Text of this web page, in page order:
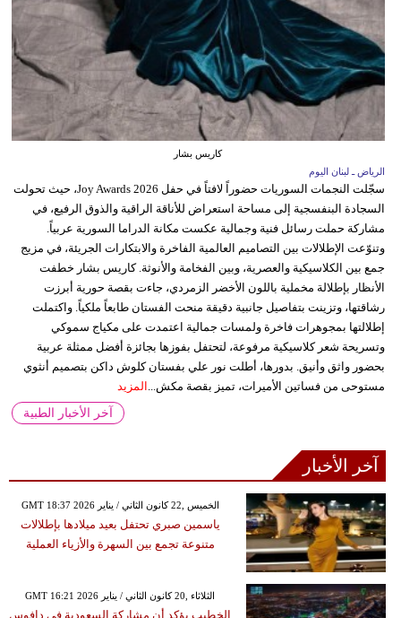
كاريس بشار
الرياض ـ لبنان اليوم
سجّلت النجمات السوريات حضوراً لافتاً في حفل Joy Awards 2026، حيث تحولت
السجادة البنفسجية إلى مساحة استعراض للأناقة الراقية والذوق الرفيع، في
مشاركة حملت رسائل فنية وجمالية عكست مكانة الدراما السورية عربياً.
وتنوّعت الإطلالات بين التصاميم العالمية الفاخرة والابتكارات الجريئة، في مزيج
جمع بين الكلاسيكية والعصرية، وبين الفخامة والأنوثة. كاريس بشار خطفت
الأنظار بإطلالة مخملية باللون الأخضر الزمردي، جاءت بقصة حورية أبرزت
رشاقتها، وتزينت بتفاصيل جانبية دقيقة منحت الفستان طابعاً ملكياً. واكتملت
إطلالتها بمجوهرات فاخرة ولمسات جمالية اعتمدت على مكياج سموكي
وتسريحة شعر كلاسيكية مرفوعة، لتحتفل بفوزها بجائزة أفضل ممثلة عربية
بحضور واثق وأنيق. بدورها، أطلت نور علي بفستان كلوش داكن بتصميم أنثوي
مستوحى من فساتين الأميرات، تميز بقصة مكش... المزيد
آخر الأخبار الطبية
آخر الأخبار
GMT 18:37 2026 الخميس ,22 كانون الثاني / يناير
ياسمين صبري تحتفل بعيد ميلادها بإطلالات
متنوعة تجمع بين السهرة والأزياء العملية
GMT 16:21 2026 الثلاثاء ,20 كانون الثاني / يناير
الخطيب يؤكد أن مشاركة السعودية في دافوس